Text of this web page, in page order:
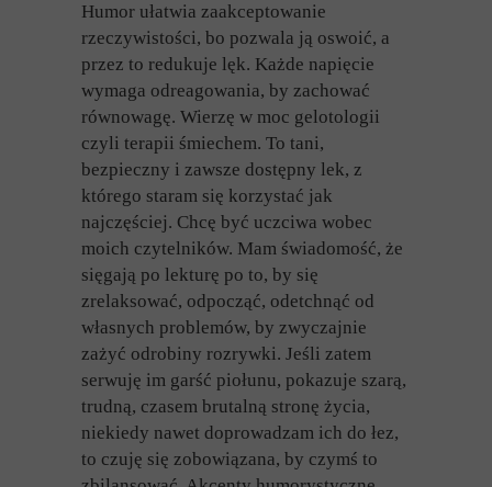
Humor ułatwia zaakceptowanie
rzeczywistości, bo pozwala ją oswoić, a
przez to redukuje lęk. Każde napięcie
wymaga odreagowania, by zachować
równowagę. Wierzę w moc gelotologii
czyli terapii śmiechem. To tani,
bezpieczny i zawsze dostępny lek, z
którego staram się korzystać jak
najczęściej. Chcę być uczciwa wobec
moich czytelników. Mam świadomość, że
sięgają po lekturę po to, by się
zrelaksować, odpocząć, odetchnąć od
własnych problemów, by zwyczajnie
zażyć odrobiny rozrywki. Jeśli zatem
serwuję im garść piołunu, pokazuje szarą,
trudną, czasem brutalną stronę życia,
niekiedy nawet doprowadzam ich do łez,
to czuję się zobowiązana, by czymś to